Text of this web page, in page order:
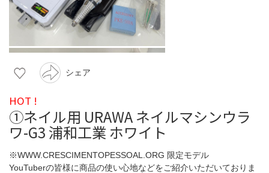
シェア
HOT !
①ネイル用 URAWA ネイルマシンウラ
ワ-G3 浦和工業 ホワイト
※WWW.CRESCIMENTOPESSOAL.ORG 限定モデル
YouTuberの皆様に商品の使い心地などをご紹介いただいておりま